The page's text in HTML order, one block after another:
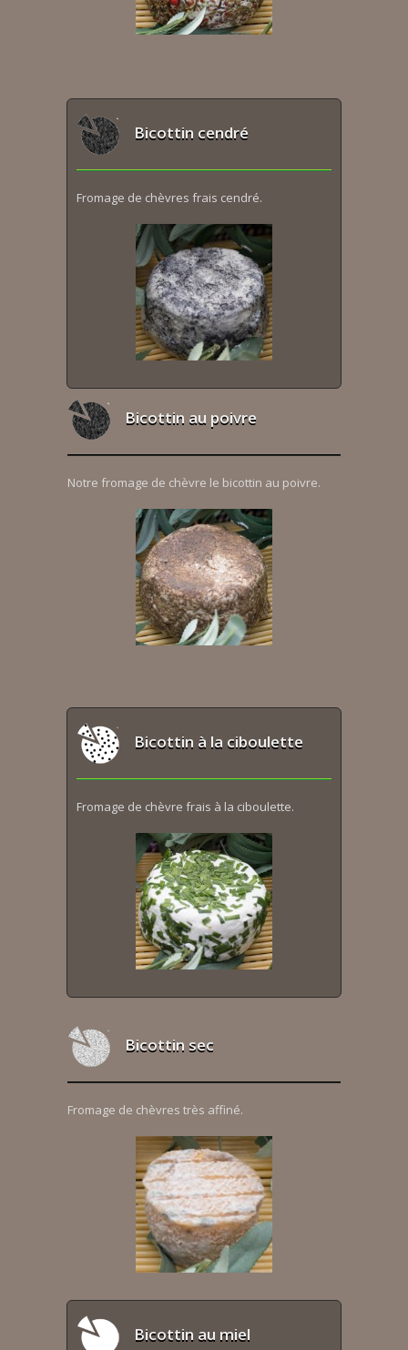
Bicottin cendré
Fromage de chèvres frais cendré.
Bicottin au poivre
Notre fromage de chèvre le bicottin au poivre.
Bicottin à la ciboulette
Fromage de chèvre frais à la ciboulette.
Bicottin sec
Fromage de chèvres très affiné.
Bicottin au miel